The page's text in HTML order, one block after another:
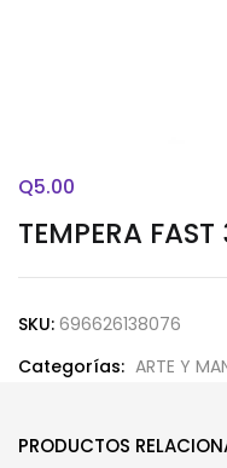
TEMPERA
Q5.00
SKU: 696626138076
Categorías: ARTE Y
PRODUCTOS